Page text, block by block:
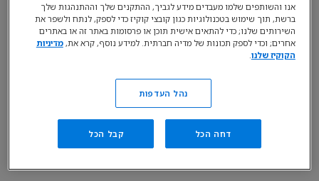
פרסומת
אנו והשותפים שלמו מעבדים מידע לגביך, ההתקנים שלך וההתנהגות שלך
ברשת, תוך שימוש בטכנולוגיות כגון קובצי קוקיז כדי לספק, לנתח ולשפר את
השירותים שלנו; כדי להתאים אישית תוכן או פרסומות באתר זה או באתרים
אחרים; וכדי לספק תכונות של מדיה חברתית. למידע נוסף, קרא את,מדיניות
הקוקיז שלנו
נהל העדפות
דחה הכל קבל הכל